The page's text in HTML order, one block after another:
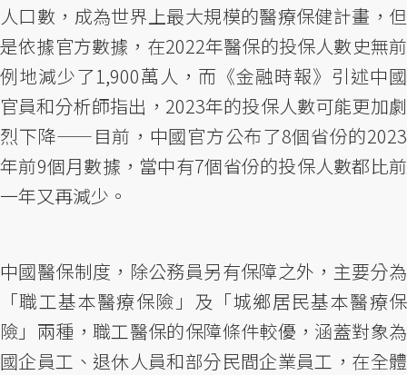
人口數，成為世界上最大規模的醫療保健計畫，但
是依據官方數據，在2022年醫保的投保人數史無前
例地減少了1,900萬人，而《金融時報》引述中國
官員和分析師指出，2023年的投保人數可能更加劇
烈下降——目前，中國官方公布了8個省份的2023
年前9個月數據，當中有7個省份的投保人數都比前
一年又再減少。
中國醫保制度，除公務員另有保障之外，主要分為
「職工基本醫療保險」及「城鄉居民基本醫療保
險」兩種，職工醫保的保障條件較優，涵蓋對象為
國企員工、退休人員和部分民間企業員工，在全體